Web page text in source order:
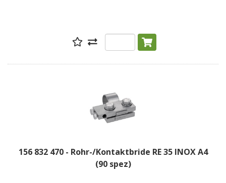
156 832 470 - Rohr-/Kontaktbride RE 35 INOX A4
(90 spez)